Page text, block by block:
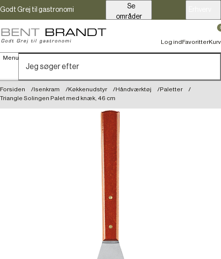
Godt Grej til gastronomi
områder
Menu
Log indFavoritterKurv
Forsiden Isenkram Køkkenudstyr Håndværktøj
Paletter
Triangle Solingen Palet med knæk, 46 cm